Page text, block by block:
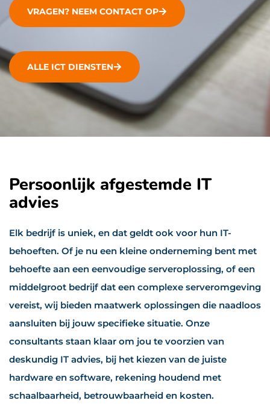
VRAGEN? NEEM CONTACT OP
ALLE ICT DIENSTEN
Persoonlijk afgestemde IT
advies
Elk bedrijf is uniek, en dat geldt ook voor hun IT-
behoeften. Of je nu een kleine onderneming bent met
behoefte aan een eenvoudige serveroplossing, of een
middelgroot bedrijf dat een complexe serveromgeving
vereist, wij bieden maatwerk oplossingen die naadloos
aansluiten bij jouw specifieke situatie. Onze
consultants staan klaar om jou te voorzien van
deskundig IT advies, bij het kiezen van de juiste
hardware en software, rekening houdend met
schaalbaarheid, betrouwbaarheid en kosten.